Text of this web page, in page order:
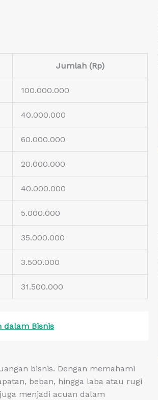
Jumlah (Rp)
100.000.000
40.000.000
60.000.000
20.000.000
40.000.000
5.000.000
35.000.000
3.500.000
31.500.000
dalam Bisnis
bisnis. Dengan memahami
beban, hingga laba atau rugi
juga menjadi acuan dalam